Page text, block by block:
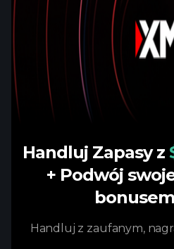
Handluj Zapasy z
+ Podwój
Handluj z zaufanym,